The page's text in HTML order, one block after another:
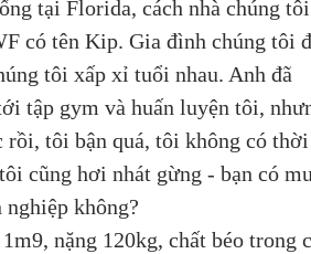
tại Florida, cách nhà chúng
có tên Kip. Gia đình chúng tôi
tôi xấp xỉ tuổi nhau. Anh đã
tập gym và huấn luyện tôi,
tôi bận quá, tôi không có thời
cũng hơi nhát gừng - bạn có
không?
nặng 120kg, chất béo trong